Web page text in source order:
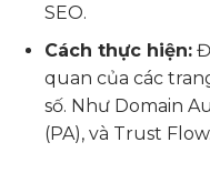
SEO.
Cách thực hiện:
quan của các
số. Như Domain
(PA), và Trust Flow.